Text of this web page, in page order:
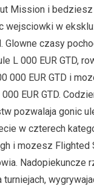
Mission i
wejsciowki w
Glowne czasy
L 000 EUR GTD,
000 EUR GTD i
EUR GTD.
pozwalaja gonic
w czterech
i mozesz Flighted
Nadopiekuncze